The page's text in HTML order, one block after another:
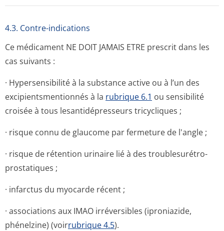
4.3. Contre-indications
Ce médicament NE DOIT JAMAIS ETRE prescrit dans les
cas suivants :
· Hypersensibilité à la substance active ou à l’un des
excipientsmen­tionnés à la rubrique 6.1 ou sensibilité
croisée à tous lesantidépresseurs tricycliques ;
· risque connu de glaucome par fermeture de l'angle ;
· risque de rétention urinaire lié à des troublesurétro-
prostatiques ;
· infarctus du myocarde récent ;
· associations aux IMAO irréversibles (iproniazide,
phénelzine) (voirrubrique 4.5).